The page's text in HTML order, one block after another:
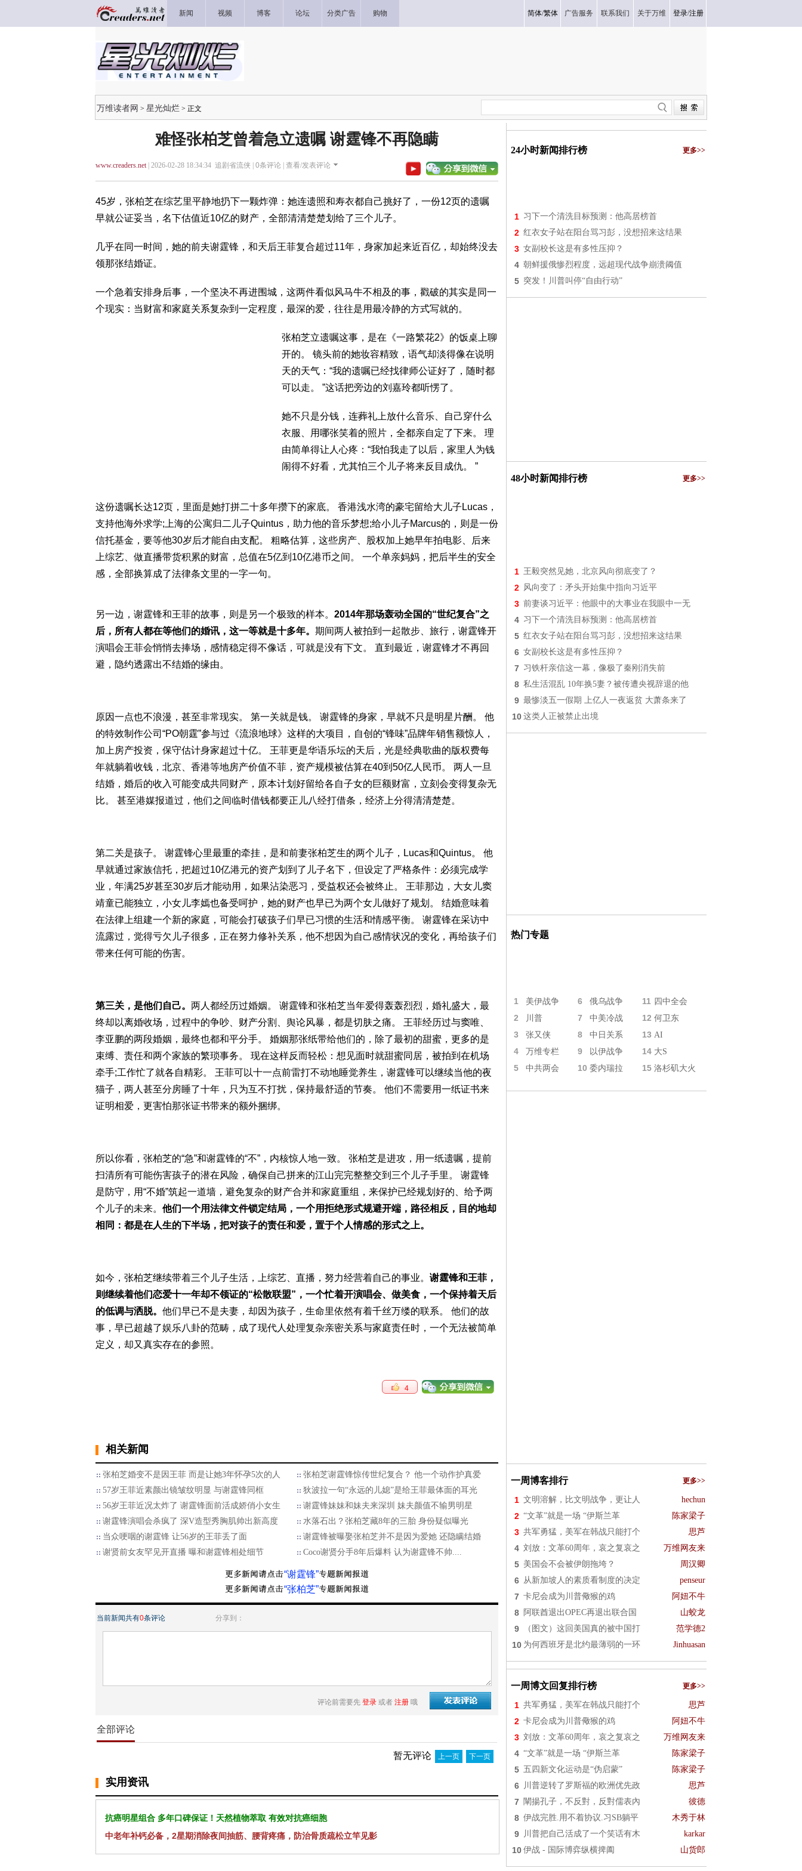
新闻 视频 博客 论坛 分类广告 购物 简体/繁体 广告服务 联系我们 关于万维 登录/注册
万维读者网 > 星光灿烂 > 正文
难怪张柏芝曾着急立遗嘱 谢霆锋不再隐瞒
www.creaders.net| 2026-02-28 18:34:34 追剧省流侠 | 0条评论 | 查看/发表评论
45岁，张柏芝在综艺里平静地扔下一颗炸弹：她连遗照和寿衣都自己挑好了，一份12页的遗嘱
早就公证妥当，名下估值近10亿的财产，全部清清楚楚划给了三个儿子。
几乎在同一时间，她的前夫谢霆锋，和天后王菲复合超过11年，身家加起来近百亿，却始终没去
领那张结婚证。
一个急着安排身后事，一个坚决不再进围城，这两件看似风马牛不相及的事，戳破的其实是同一
个现实：当财富和家庭关系复杂到一定程度，最深的爱，往往是用最冷静的方式写就的。
张柏芝立遗嘱这事，是在《一路繁花2》的饭桌上聊
开的。 镜头前的她妆容精致，语气却淡得像在说明
天的天气：“我的遗嘱已经找律师公证好了，随时都
可以走。 ”这话把旁边的刘嘉玲都听愣了。
她不只是分钱，连葬礼上放什么音乐、自己穿什么
衣服、用哪张笑着的照片，全都亲自定了下来。 理
由简单得让人心疼：“我怕我走了以后，家里人为钱
闹得不好看，尤其怕三个儿子将来反目成仇。 ”
这份遗嘱长达12页，里面是她打拼二十多年攒下的家底。 香港浅水湾的豪宅留给大儿子Lucas，
支持他海外求学;上海的公寓归二儿子Quintus，助力他的音乐梦想;给小儿子Marcus的，则是一份
信托基金，要等他30岁后才能自由支配。 粗略估算，这些房产、股权加上她早年拍电影、后来
上综艺、做直播带货积累的财富，总值在5亿到10亿港币之间。 一个单亲妈妈，把后半生的安全
感，全部换算成了法律条文里的一字一句。
另一边，谢霆锋和王菲的故事，则是另一个极致的样本。 2014年那场轰动全国的“世纪复合”之
后，所有人都在等他们的婚讯，这一等就是十多年。 期间两人被拍到一起散步、旅行，谢霆锋开
演唱会王菲会悄悄去捧场，感情稳定得不像话，可就是没有下文。 直到最近，谢霆锋才不再回
避，隐约透露出不结婚的缘由。
原因一点也不浪漫，甚至非常现实。 第一关就是钱。 谢霆锋的身家，早就不只是明星片酬。 他
的特效制作公司“PO朝霆”参与过《流浪地球》这样的大项目，自创的“锋味”品牌年销售额惊人，
加上房产投资，保守估计身家超过十亿。 王菲更是华语乐坛的天后，光是经典歌曲的版权费每
年就躺着收钱，北京、香港等地房产价值不菲，资产规模被估算在40到50亿人民币。 两人一旦
结婚，婚后的收入可能变成共同财产，原本计划好留给各自子女的巨额财富，立刻会变得复杂无
比。 甚至港媒报道过，他们之间临时借钱都要正儿八经打借条，经济上分得清清楚楚。
第二关是孩子。 谢霆锋心里最重的牵挂，是和前妻张柏芝生的两个儿子，Lucas和Quintus。 他
早就通过家族信托，把超过10亿港元的资产划到了儿子名下，但设定了严格条件：必须完成学
业，年满25岁甚至30岁后才能动用，如果沾染恶习，受益权还会被终止。 王菲那边，大女儿窦
靖童已能独立，小女儿李嫣也备受呵护，她的财产也早已为两个女儿做好了规划。 结婚意味着
在法律上组建一个新的家庭，可能会打破孩子们早已习惯的生活和情感平衡。 谢霆锋在采访中
流露过，觉得亏欠儿子很多，正在努力修补关系，他不想因为自己感情状况的变化，再给孩子们
带来任何可能的伤害。
第三关，是他们自己。 两人都经历过婚姻。 谢霆锋和张柏芝当年爱得轰轰烈烈，婚礼盛大，最
终却以离婚收场，过程中的争吵、财产分割、舆论风暴，都是切肤之痛。 王菲经历过与窦唯、
李亚鹏的两段婚姻，最终也都和平分手。 婚姻那张纸带给他们的，除了最初的甜蜜，更多的是
束缚、责任和两个家族的繁琐事务。 现在这样反而轻松：想见面时就甜蜜同居，被拍到在机场
牵手;工作忙了就各自精彩。 王菲可以十一点前雷打不动地睡觉养生，谢霆锋可以继续当他的夜
猫子，两人甚至分房睡了十年，只为互不打扰，保持最舒适的节奏。 他们不需要用一纸证书来
证明相爱，更害怕那张证书带来的额外捆绑。
所以你看，张柏芝的“急”和谢霆锋的“不”，内核惊人地一致。 张柏芝是进攻，用一纸遗嘱，提前
扫清所有可能伤害孩子的潜在风险，确保自己拼来的江山完完整整交到三个儿子手里。 谢霆锋
是防守，用“不婚”筑起一道墙，避免复杂的财产合并和家庭重组，来保护已经规划好的、给予两
个儿子的未来。 他们一个用法律文件锁定结局，一个用拒绝形式规避开端，路径相反，目的地却
相同：都是在人生的下半场，把对孩子的责任和爱，置于个人情感的形式之上。
如今，张柏芝继续带着三个儿子生活，上综艺、直播，努力经营着自己的事业。 谢霆锋和王菲，
则继续着他们恋爱十一年却不领证的“松散联盟”，一个忙着开演唱会、做美食，一个保持着天后
的低调与洒脱。 他们早已不是夫妻，却因为孩子，生命里依然有着千丝万缕的联系。 他们的故
事，早已超越了娱乐八卦的范畴，成了现代人处理复杂亲密关系与家庭责任时，一个无法被简单
定义，却又真实存在的参照。
4
相关新闻
张柏芝婚变不是因王菲 而是让她3年怀孕5次的人
张柏芝谢霆锋惊传世纪复合？ 他一个动作护真爱
57岁王菲近素颜出镜皱纹明显 与谢霆锋同框
狄波拉一句“永远的儿媳”是给王菲最体面的耳光
56岁王菲近况太炸了 谢霆锋面前活成娇俏小女生
谢霆锋妹妹和妹夫来深圳 妹夫颜值不输男明星
谢霆锋演唱会杀疯了 深V造型秀胸肌帅出新高度
水落石出？张柏芝藏8年的三胎 身份疑似曝光
当众哽咽的谢霆锋 让56岁的王菲丢了面
谢霆锋被曝娶张柏芝并不是因为爱她 还隐瞒结婚
谢贤前女友罕见开直播 曝和谢霆锋相处细节
Coco谢贤分手8年后爆料 认为谢霆锋不帅....
“谢霆锋”
“张柏芝”
当前新闻共有0条评论 分享到：
评论前需要先 登录 或者 注册 哦
全部评论
暂无评论 上一页 下一页
实用资讯
抗癌明星组合 多年口碑保证！天然植物萃取 有效对抗癌细胞
中老年补钙必备，2星期消除夜间抽筋、腰背疼痛，防治骨质疏松立竿见影
24小时新闻排行榜 更多>>
1 习下一个清洗目标预测：他高居榜首
2 红衣女子站在阳台骂习彭，没想招来这结果
3 女副校长这是有多性压抑？
4 朝鲜援俄惨烈程度，远超现代战争崩溃阈值
5 突发！川普叫停“自由行动”
48小时新闻排行榜 更多>>
1 王毅突然见她，北京风向彻底变了？
2 风向变了：矛头开始集中指向习近平
3 前妻谈习近平：他眼中的大事业在我眼中一无
4 习下一个清洗目标预测：他高居榜首
5 红衣女子站在阳台骂习彭，没想招来这结果
6 女副校长这是有多性压抑？
7 习铁杆亲信这一幕，像极了秦刚消失前
8 私生活混乱 10年换5妻？被传遭央视辞退的他
9 最惨淡五一假期 上亿人一夜返贫 大萧条来了
10 这类人正被禁止出境
热门专题
1 美伊战争 6 俄乌战争 11 四中全会
2 川普 7 中美冷战 12 何卫东
3 张又侠 8 中日关系 13 AI
4 万维专栏 9 以伊战争 14 大S
5 中共两会 10 委内瑞拉 15 洛杉矶大火
一周博客排行 更多>>
1 文明溶解，比文明战争，更让人 hechun
2 “文革”就是一场 “伊斯兰革 陈家梁子
3 共军勇猛，美军在韩战只能打个 思芦
4 刘放：文革60周年，哀之复哀之 万维网友来
5 美国会不会被伊朗拖垮？ 周汉卿
6 从新加坡人的素质看制度的决定 penseur
7 卡尼会成为川普儆猴的鸡 阿妞不牛
8 阿联酋退出OPEC再退出联合国 山蛟龙
9 （图文）这回美国真的被中国打 范学德2
10 为何西班牙是北约最薄弱的一环 Jinhuasan
一周博文回复排行榜 更多>>
1 共军勇猛，美军在韩战只能打个 思芦
2 卡尼会成为川普儆猴的鸡 阿妞不牛
3 刘放：文革60周年，哀之复哀之 万维网友来
4 “文革”就是一场 “伊斯兰革 陈家梁子
5 五四新文化运动是“伪启蒙” 陈家梁子
6 川普逆转了罗斯福的欧洲优先政 思芦
7 闡揚孔子，不反對，反對儒表內 彼德
8 伊战完胜.用不着协议.习SB躺平 木秀于林
9 川普把自己活成了一个笑话有木 karkar
10 伊战 - 国际博弈纵横捭阖 山货郎